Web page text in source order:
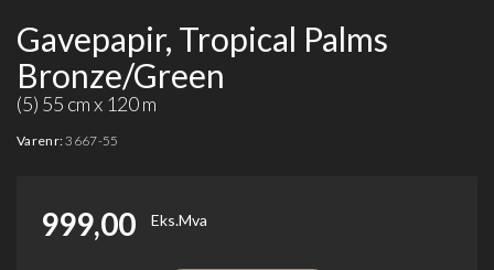
Gavepapir, Tropical Palms
Bronze/Green
(5) 55 cm x 120 m
Varenr:3667-55
999,00 Eks.Mva